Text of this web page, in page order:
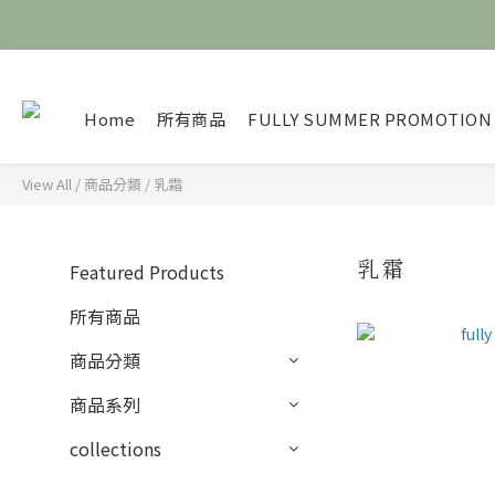
Home 所有商品 FULLY SUMMER PROMOTION
View All / 商品分類 / 乳霜
Featured Products
所有商品
商品分類
商品系列
collections
乳霜